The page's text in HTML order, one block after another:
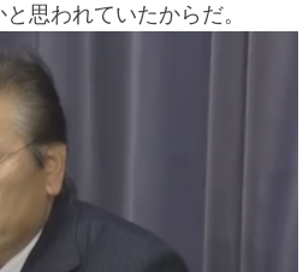
思われていたからだ。